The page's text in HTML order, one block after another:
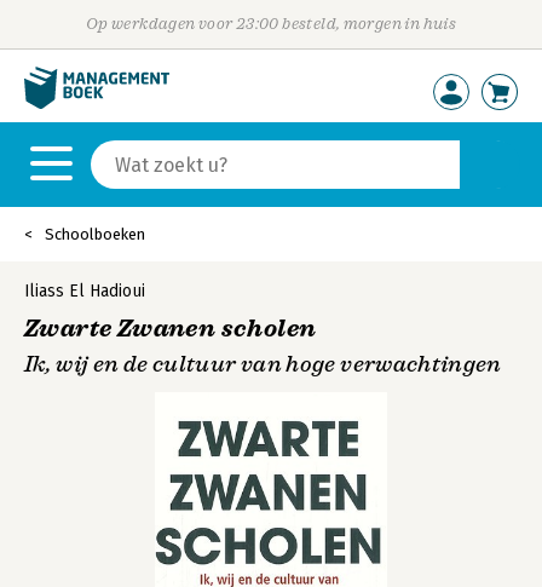
Op werkdagen voor 23:00 besteld, morgen in huis
Schoolboeken
Iliass El Hadioui
Zwarte Zwanen scholen
Ik, wij en de cultuur van hoge verwachtingen